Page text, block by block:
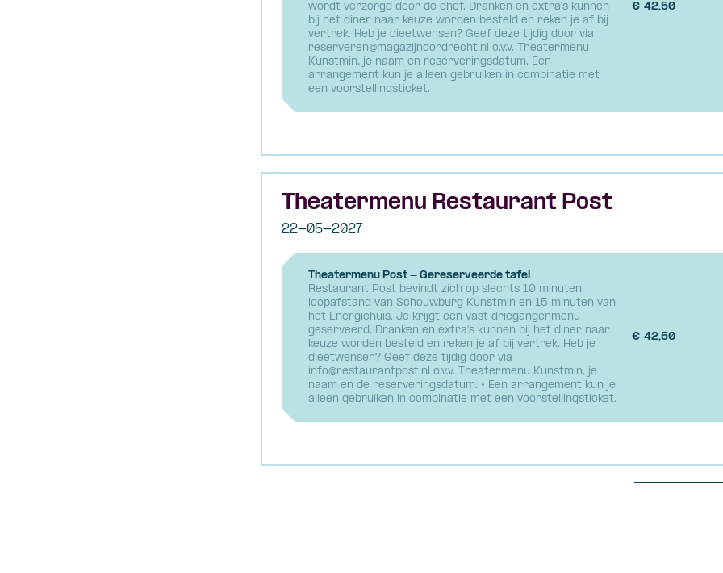
wordt verzorgd door de chef. Dranken en extra's kunnen
bij het diner naar keuze worden besteld en reken je af bij
vertrek. Heb je dieetwensen? Geef deze tijdig door via
reserveren@magazijndordrecht.nl o.v.v. Theatermenu
Kunstmin, je naam en reserveringsdatum. Een
arrangement kun je alleen gebruiken in combinatie met
een voorstellingsticket.
€ 42,50
Theatermenu Restaurant Post
22-05-2027
Theatermenu Post - Gereserveerde tafel
Restaurant Post bevindt zich op slechts 10 minuten
loopafstand van Schouwburg Kunstmin en 15 minuten van
het Energiehuis. Je krijgt een vast driegangenmenu
geserveerd. Dranken en extra's kunnen bij het diner naar
keuze worden besteld en reken je af bij vertrek. Heb je
dieetwensen? Geef deze tijdig door via
info@restaurantpost.nl o.v.v. Theatermenu Kunstmin, je
naam en de reserveringsdatum. • Een arrangement kun je
alleen gebruiken in combinatie met een voorstellingsticket.
€ 42,50